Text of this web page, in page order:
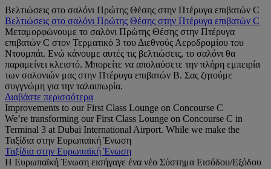
Βελτιώσεις στο σαλόνι Πρώτης Θέσης στην Πτέρυγα επιβατών C
Βελτιώσεις στο σαλόνι Πρώτης Θέσης στην Πτέρυγα επιβατών C
Μεταμορφώνουμε το σαλόνι Πρώτης Θέσης στην Πτέρυγα
επιβατών C στον Τερματικό 3 του Διεθνούς Αεροδρομίου του
Ντουμπάι. Ενώ κάνουμε αυτές τις βελτιώσεις, το σαλόνι θα
παραμείνει κλειστό. Μπορείτε να απολαύσετε την πλήρη εμπειρία
των σαλονιών μας στην Πτέρυγα επιβατών B. Σας ζητούμε
συγγνώμη για την ταλαιπωρία.
Διαβάστε περισσότερα
Improvements to our First Class Lounge on Concourse C
We’re transforming our First Class Lounge on Concourse C in
Terminal 3 at Dubai International Airport. While we make the
Ταξίδια στην Ευρωπαϊκή Ένωση
Ταξίδια στην Ευρωπαϊκή Ένωση
Η Ευρωπαϊκή Ένωση εισήγαγε ένα νέο Σύστημα Εισόδου/Εξόδου